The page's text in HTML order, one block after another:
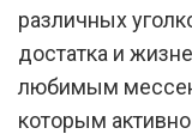
различных
достатка и
любимым
которым